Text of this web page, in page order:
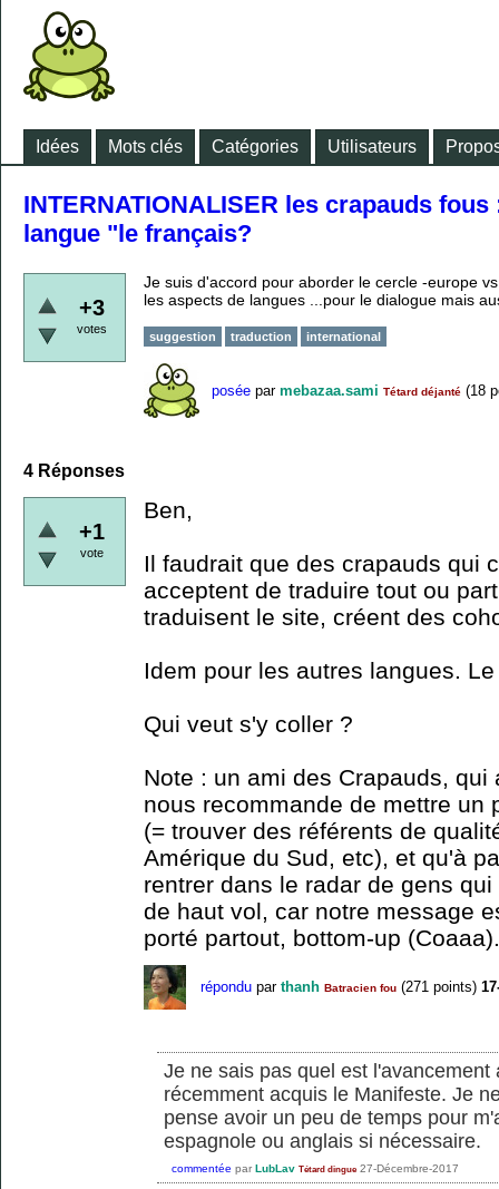
Idées Mots clés Catégories Utilisateurs
INTERNATIONALISER les crapauds
langue "le français?
+3
votes
Je suis d'accord pour aborder le cercle -europe
les aspects de langues ...pour le dialogue mais
suggestion traduction international
posée par mebazaa.sami Tétard déjanté (18
4 Réponses
+1
vote
Ben,
Il faudrait que des crapauds qui
acceptent de traduire tout ou
traduisent le site, créent des
Idem pour les autres langues.
Qui veut s'y coller ?
Note : un ami des Crapauds,
nous recommande de mettre un
(= trouver des référents de
Amérique du Sud, etc), et qu'à
rentrer dans le radar de gens
de haut vol, car notre message
porté partout, bottom-up
répondu par thanh Batracien fou (271 points)
Je ne sais pas quel est
récemment acquis le Manifeste. Je
pense avoir un peu de temps pour
espagnole ou anglais si nécessaire.
commentée par LubLav Tétard dingue 27-Décembre-2017